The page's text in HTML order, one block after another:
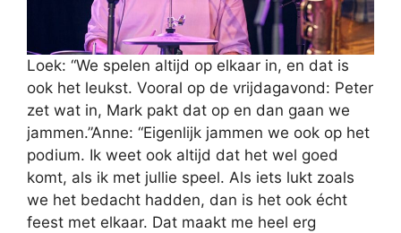
Loek: “We spelen altijd op elkaar in, en dat is
ook het leukst. Vooral op de vrijdagavond: Peter
zet wat in, Mark pakt dat op en dan gaan we
jammen.”Anne: “Eigenlijk jammen we ook op het
podium. Ik weet ook altijd dat het wel goed
komt, als ik met jullie speel. Als iets lukt zoals
we het bedacht hadden, dan is het ook écht
feest met elkaar. Dat maakt me heel erg